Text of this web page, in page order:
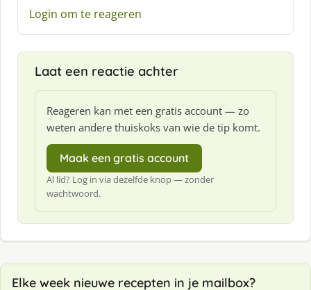
:Login om te reageren
Laat een reactie achter
Reageren kan met een gratis account — zo
weten andere thuiskoks van wie de tip komt.
Maak een gratis account
Al lid? Log in via dezelfde knop — zonder
wachtwoord.
Elke week nieuwe recepten in je mailbox?